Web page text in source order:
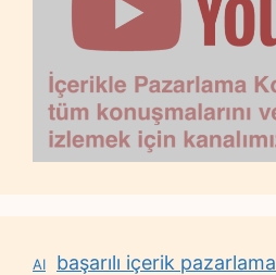
AI başarılı içerik pazarlama